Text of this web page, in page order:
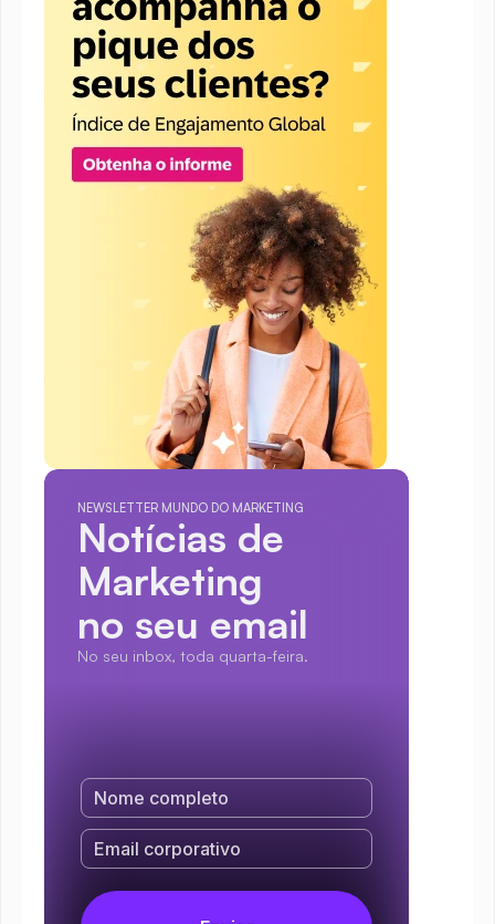
NEWSLETTER MUNDO DO MARKETING
Notícias de
Marketing
no seu email
No seu inbox, toda quarta-feira.